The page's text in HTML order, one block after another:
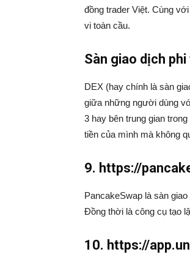
đồng trader Việt. Cùng
vi toàn cầu.
Sàn giao dịch
DEX (hay chính là sàn
giữa những người dùng
3 hay bên trung gian
tiền của mình mà không
9. https://
PancakeSwap là sàn
Đồng thời là công cụ tạo
10. https://